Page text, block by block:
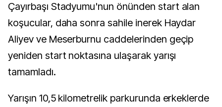
Çayırbaşı Stadyumu'nun önünden start alan
koşucular, daha sonra sahile inerek Haydar
Aliyev ve Meserburnu caddelerinden geçip
yeniden start noktasına ulaşarak yarışı
tamamladı.
Yarışın 10,5 kilometrelik parkurunda erkeklerde